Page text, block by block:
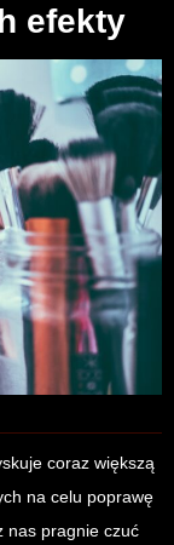
efekty
coraz większą
na celu poprawę
nas pragnie czuć